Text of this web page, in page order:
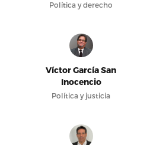
Política y derecho
Víctor García San
Inocencio
Política y justicia